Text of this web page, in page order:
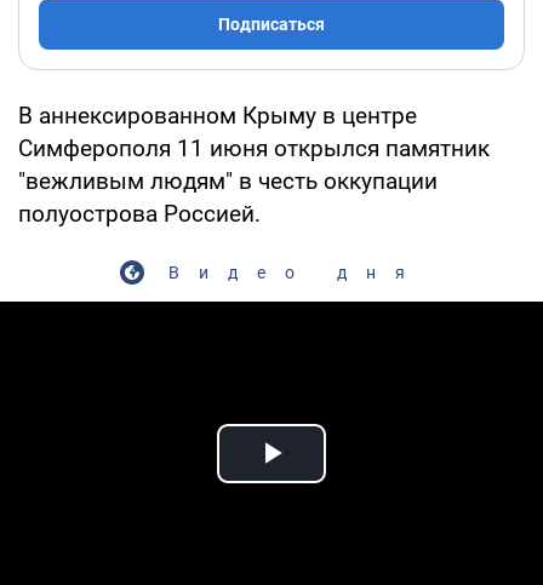
Подписаться
В аннексированном Крыму в центре
Симферополя 11 июня открылся памятник
"вежливым людям" в честь оккупации
полуострова Россией.
Видео дня
Play Video